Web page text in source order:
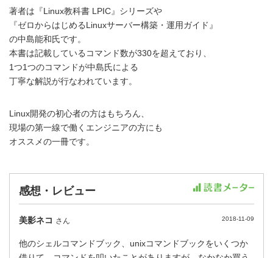
著者は『Linux教科書 LPIC』シリーズや
『ゼロからはじめるLinuxサーバー構築・運用ガイド』
の中島能和氏です。
本書は記載しているコマンド数が330を超えており、
1つ1つのコマンドが中島氏による
丁寧な解説が行なわれています。
Linux開発の初心者の方はもちろん、
現場の第一線で働くエンジニアの方にも
オススメの一冊です。
感想・レビュー
美影ネコ さん 2018-11-09
他のシェルコマンドブック、unixコマンドブックをいくつか